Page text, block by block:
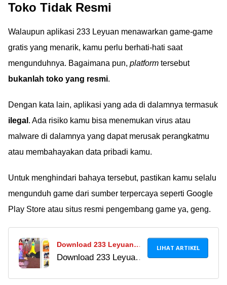
Toko Tidak Resmi
Walaupun aplikasi 233 Leyuan menawarkan game-game
gratis yang menarik, kamu perlu berhati-hati saat
mengunduhnya. Bagaimana pun, platform tersebut
bukanlah toko yang resmi.
Dengan kata lain, aplikasi yang ada di dalamnya termasuk
ilegal . Ada risiko kamu bisa menemukan virus atau
malware di dalamnya yang dapat merusak perangkatmu
atau membahayakan data pribadi kamu.
Untuk menghindari bahaya tersebut, pastikan kamu selalu
mengunduh game dari sumber terpercaya seperti Google
Play Store atau situs resmi pengembang game ya, geng.
Download 233 Leyuan
APK 2023, Aplikasi
Download 233 Leyuan
LIHAT ARTIKEL